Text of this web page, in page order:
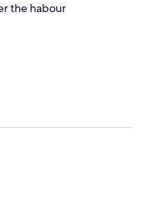
the habour